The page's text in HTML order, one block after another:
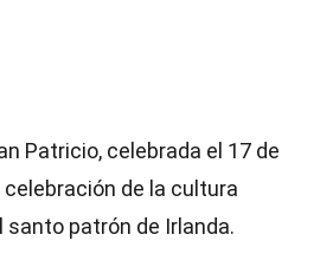
Patricio, celebrada el 17 de
celebración de la cultura
santo patrón de Irlanda.